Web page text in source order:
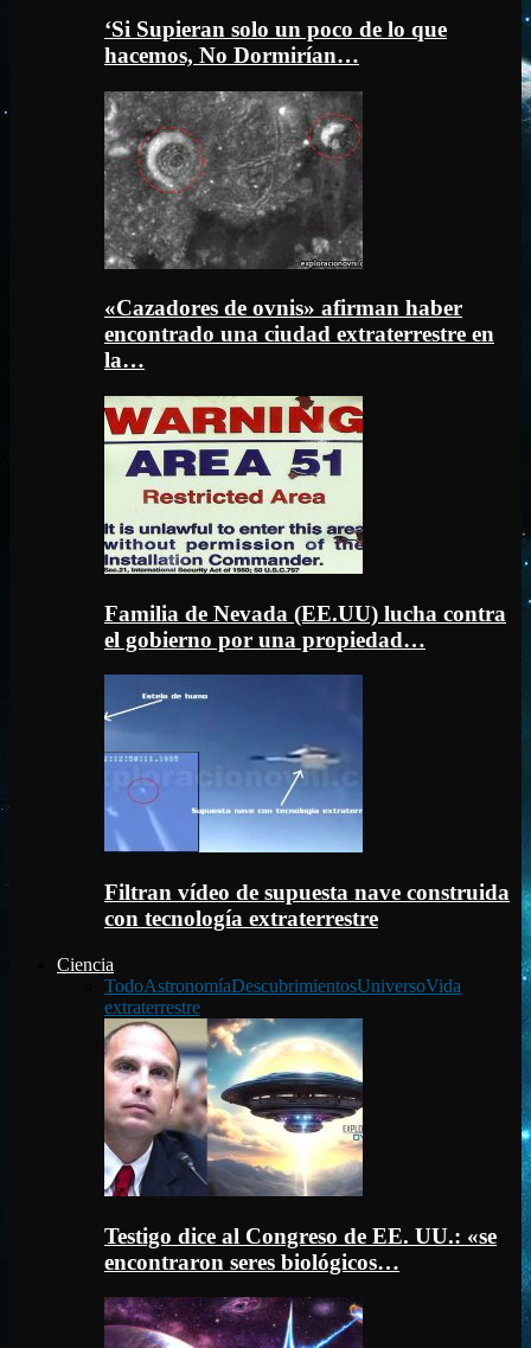
‘Si Supieran solo un poco de lo que
hacemos, No Dormirían…
«Cazadores de ovnis» afirman haber
encontrado una ciudad extraterrestre en
la…
Familia de Nevada (EE.UU) lucha contra
el gobierno por una propiedad…
Filtran vídeo de supuesta nave construida
con tecnología extraterrestre
Ciencia
TodoAstronomíaDescubrimientosUniversoVida
extraterrestre
Testigo dice al Congreso de EE. UU.: «se
encontraron seres biológicos…